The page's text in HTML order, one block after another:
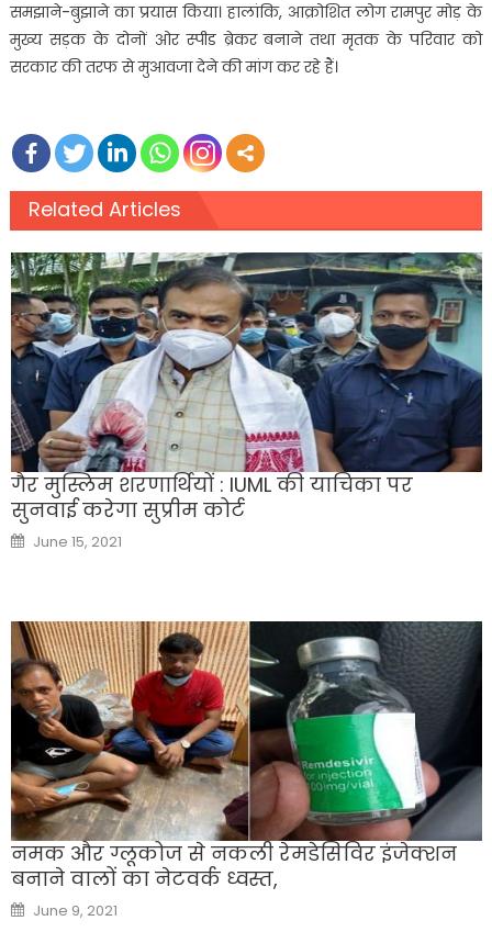
समझाने-बुझाने का प्रयास किया। हालांकि, आक्रोशित लोग रामपुर मोड़ के
मुख्य सड़क के दोनों ओर स्पीड ब्रेकर बनाने तथा मृतक के परिवार को
सरकार की तरफ से मुआवजा देने की मांग कर रहे हैं।
Related Articles
गैर मुस्लिम शरणार्थियों : IUML की याचिका पर
सुनवाई करेगा सुप्रीम कोर्ट
Posted
on
June 15, 2021
नमक और ग्लूकोज से नकली रेमडेसिविर इंजेक्शन
बनाने वालों का नेटवर्क ध्वस्त,
Posted
on
June 9, 2021